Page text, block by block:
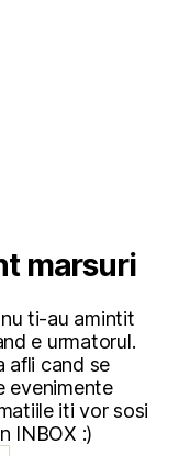
marsuri
ti-au amintit
e urmatorul.
afli cand se
evenimente
iti vor sosi
INBOX :)